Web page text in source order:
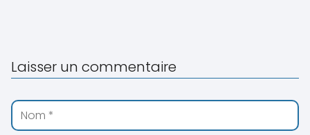
Laisser un commentaire